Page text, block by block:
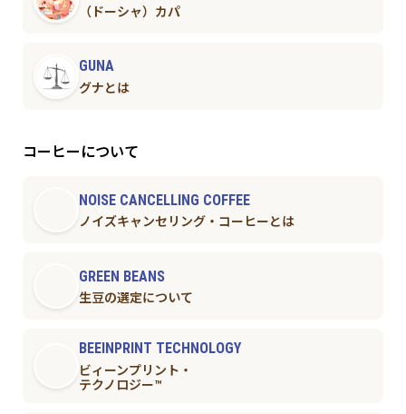
（ドーシャ）カパ
GUNA
グナとは
コーヒーについて
NOISE CANCELLING COFFEE
ノイズキャンセリング・コーヒーとは
GREEN BEANS
生豆の選定について
BEEINPRINT TECHNOLOGY
ビィーンプリント・
テクノロジー™︎